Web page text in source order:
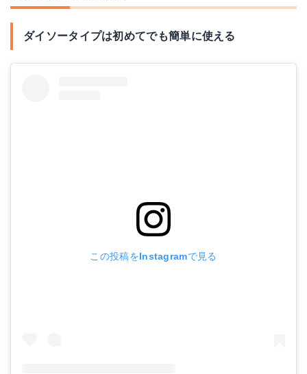
ダイソータイプは初めてでも簡単に使える
この投稿をInstagramで見る